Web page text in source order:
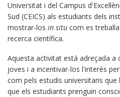
Universitat i del Campus
Sud (CEICS) als estudiants dels
mostrar-los in situ com es
recerca científica.
Aquesta activitat està adreçada a
joves i a incentivar-los l'interès
com pels estudis universitaris
que els estudiants prenguin